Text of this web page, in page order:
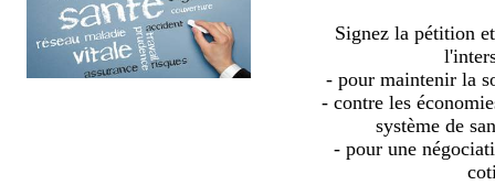
Signez la pétition
- pour maintenir la
- contre les
système de
- pour une